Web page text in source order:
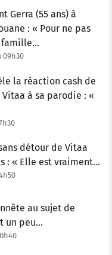
Gerra (55 ans) à
: « Pour ne pas
famille…
09h30
la réaction cash de
Vitaa à sa parodie : «
détour de Vitaa
: « Elle est vraiment…
au sujet de
un peu…